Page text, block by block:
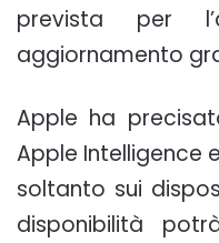
prevista per
aggiornamento
Apple ha
Apple Intelligence
soltanto sui
disponibilità